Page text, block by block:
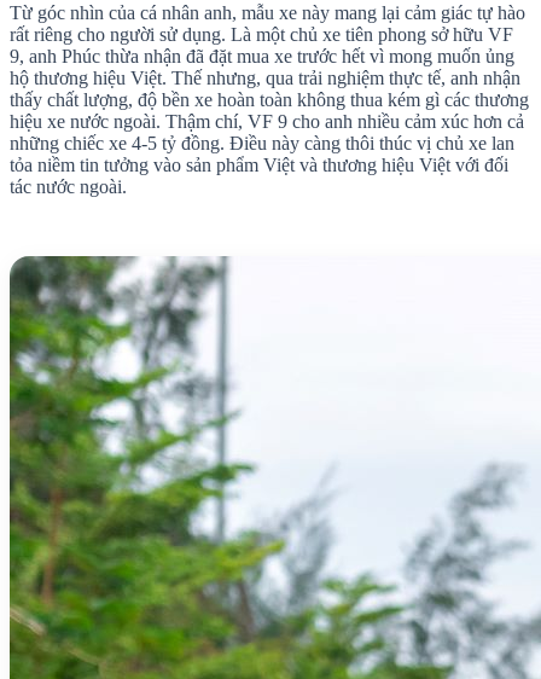
Từ góc nhìn của cá nhân anh, mẫu xe này mang lại cảm giác tự hào
rất riêng cho người sử dụng. Là một chủ xe tiên phong sở hữu VF
9, anh Phúc thừa nhận đã đặt mua xe trước hết vì mong muốn ủng
hộ thương hiệu Việt. Thế nhưng, qua trải nghiệm thực tế, anh nhận
thấy chất lượng, độ bền xe hoàn toàn không thua kém gì các thương
hiệu xe nước ngoài. Thậm chí, VF 9 cho anh nhiều cảm xúc hơn cả
những chiếc xe 4-5 tỷ đồng. Điều này càng thôi thúc vị chủ xe lan
tỏa niềm tin tưởng vào sản phẩm Việt và thương hiệu Việt với đối
tác nước ngoài.